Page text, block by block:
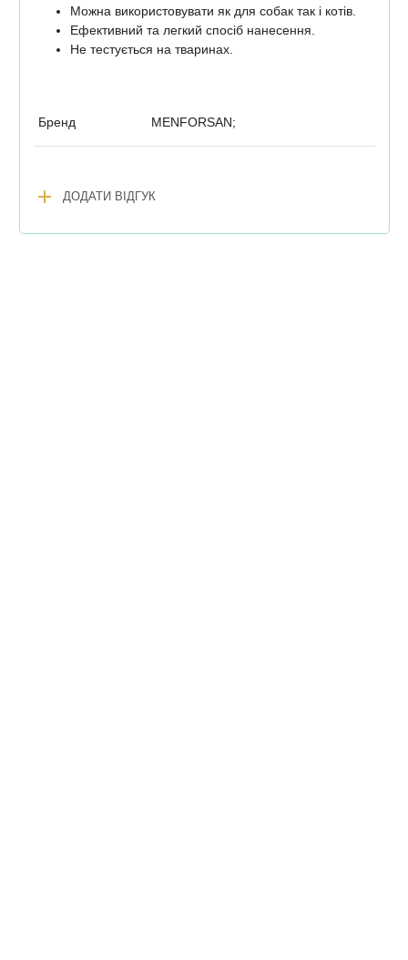
Можна використовувати як для собак так і котів.
Ефективний та легкий спосіб нанесення.
Не тестується на тваринах.
Бренд MENFORSAN;
add ДОДАТИ ВІДГУК